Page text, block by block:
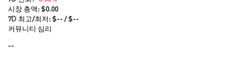
시장 총액:$0.00
7D 최고/최저: $-- / $--
커뮤니티 심리
--